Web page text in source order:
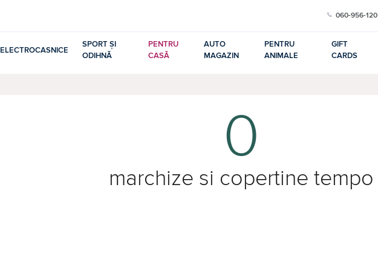
060-956-120
ELECTROCASNICE
SPORT ȘI
ODIHNĂ
PENTRU
CASĂ
AUTO
MAGAZIN
PENTRU
ANIMALE
GIFT
CARDS
0
marchize si copertine tempo